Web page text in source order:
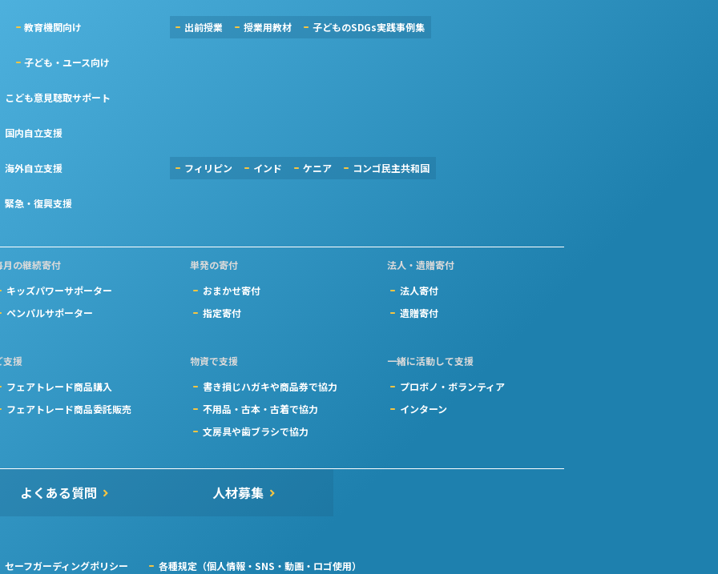
教育機関向け 出前授業 授業用教材 子どものSDGs実践事例集
子ども・ユース向け
こども意見聴取サポート
国内自立支援
海外自立支援 フィリピン インド ケニア コンゴ民主共和国
緊急・復興支援
月の継続寄付
キッズパワーサポーター
ペンパルサポーター
単発の寄付
おまかせ寄付
指定寄付
法人・遺贈寄付
法人寄付
遺贈寄付
支援
フェアトレード商品購入
フェアトレード商品委託販売
物資で支援
書き損じハガキや商品券で協力
不用品・古本・古着で協力
文房具や歯ブラシで協力
一緒に活動して支援
プロボノ・ボランティア
インターン
よくある質問 人材募集
セーフガーディングポリシー 各種規定（個人情報・SNS・動画・ロゴ使用）